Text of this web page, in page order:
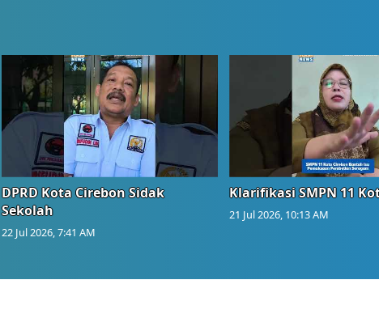
DPRD Kota Cirebon Sidak
Sekolah
22 Jul 2026, 7:41 AM
Klarifikasi SMPN 11
21 Jul 2026, 10:13 AM